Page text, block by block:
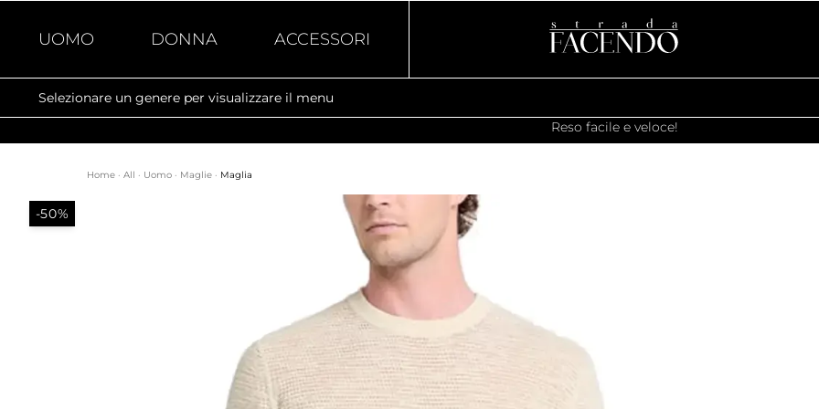
UOMO DONNA ACCESSORI
Selezionare un genere per visualizzare il menu
Reso facile e veloce!
Home · All · Uomo · Maglie · Maglia
-50%